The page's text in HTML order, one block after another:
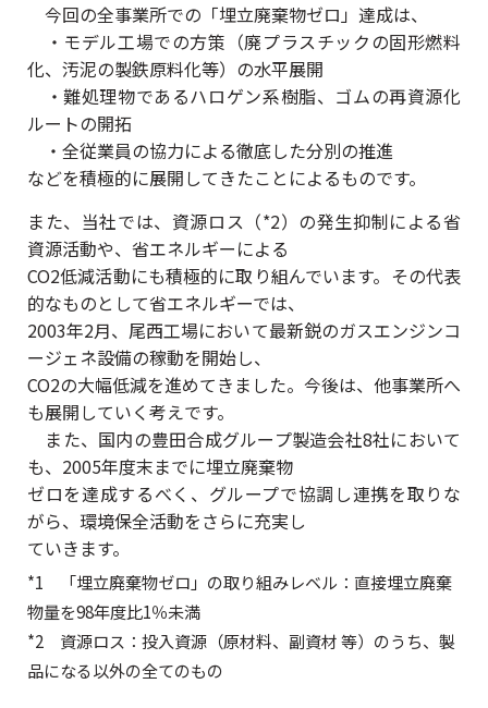
今回の全事業所での「埋立廃棄物ゼロ」達成は、
・モデル工場での方策（廃プラスチックの固形燃料
化、汚泥の製鉄原料化等）の水平展開
・難処理物であるハロゲン系樹脂、ゴムの再資源化
ルートの開拓
・全従業員の協力による徹底した分別の推進
などを積極的に展開してきたことによるものです。
また、当社では、資源ロス（*2）の発生抑制による省
資源活動や、省エネルギーによる
CO2低減活動にも積極的に取り組んでいます。その代表
的なものとして省エネルギーでは、
2003年2月、尾西工場において最新鋭のガスエンジンコ
ージェネ設備の稼動を開始し、
CO2の大幅低減を進めてきました。今後は、他事業所へ
も展開していく考えです。
また、国内の豊田合成グループ製造会社8社において
も、2005年度末までに埋立廃棄物
ゼロを達成するべく、グループで協調し連携を取りな
がら、環境保全活動をさらに充実し
ていきます。
*1 「埋立廃棄物ゼロ」の取り組みレベル：直接埋立廃棄
物量を98年度比1％未満
*2 資源ロス：投入資源（原材料、副資材 等）のうち、製
品になる以外の全てのもの